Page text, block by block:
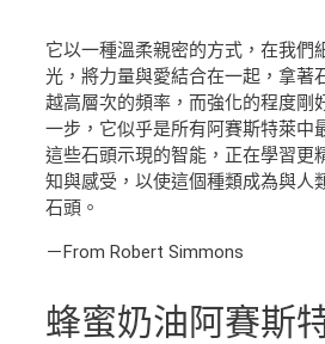
它以一種溫柔親密的方式，在我們
光，將力量與愛結合在一起，拿著
越高層次的頻率，而強化的程度剛
一步，它似乎是所有阿賽斯特萊中
這些石頭示現的智能，正在學習更
知與感受，以使這個種類成為與人
石頭。
－From Robert Simmons
蜂蜜奶油阿賽斯